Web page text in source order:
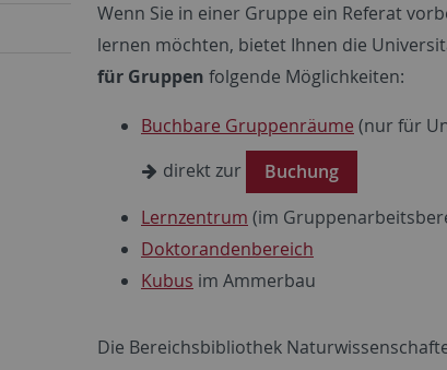
Wenn Sie in einer Gruppe ein Referat
lernen möchten, bietet Ihnen die
für Gruppen folgende Möglichkeiten:
Buchbare Gruppenräume (nur für
direkt zur
Buchung
Lernzentrum (im
Doktorandenbereich
Kubus im Ammerbau
Die Bereichsbibliothek